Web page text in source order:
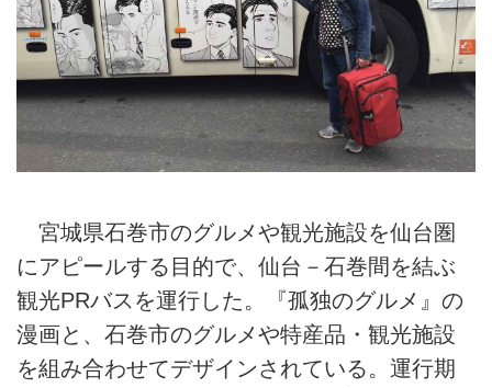
宮城県石巻市のグルメや観光施設を仙台圏
にアピールする目的で、仙台－石巻間を結ぶ
観光PRバスを運行した。『孤独のグルメ』の
漫画と、石巻市のグルメや特産品・観光施設
を組み合わせてデザインされている。運行期